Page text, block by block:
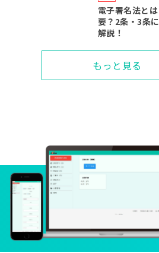
電子署名法と
要？2条・3条
解説！
もっと見る